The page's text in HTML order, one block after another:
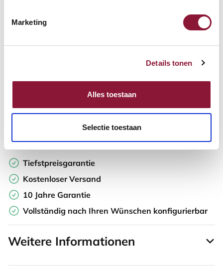
Marketing
Details tonen
Alles toestaan
Selectie toestaan
Auf der Suche nach Stückzahlen? Machen Sie Ihren Arbeitsplatz
komplett und fordern Sie direkt ein individuelles Angebot an.
Zur Vergleichsliste hinzufügen
Tiefstpreisgarantie
Kostenloser Versand
10 Jahre Garantie
Vollständig nach Ihren Wünschen konfigurierbar
Weitere Informationen